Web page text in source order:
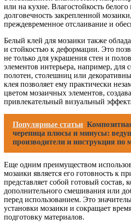
или на кухне. Влагостойкость белого
долговечность закрепленной
преждевременное отслаивание и
Белый клей для мозаики также
и стойкостью к деформации. Это
не только для украшения стен и
элементов интерьера, например, для
полотен, столешниц или
клея позволяет ему практически
цветом мозаичных элементов,
привлекательный визуальный эффект.
Популярные статьи
черепица плюсы и минусы:
производители и инструкция по
Еще одним преимуществом
мозаики является его готовность к
представляет собой готовый состав,
дополнительного смешивания или
перед использованием. Это
установки мозаики и сокращает
подготовку материалов.